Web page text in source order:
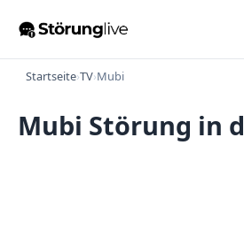
Startseite›TV›Mubi
Mubi Störung in